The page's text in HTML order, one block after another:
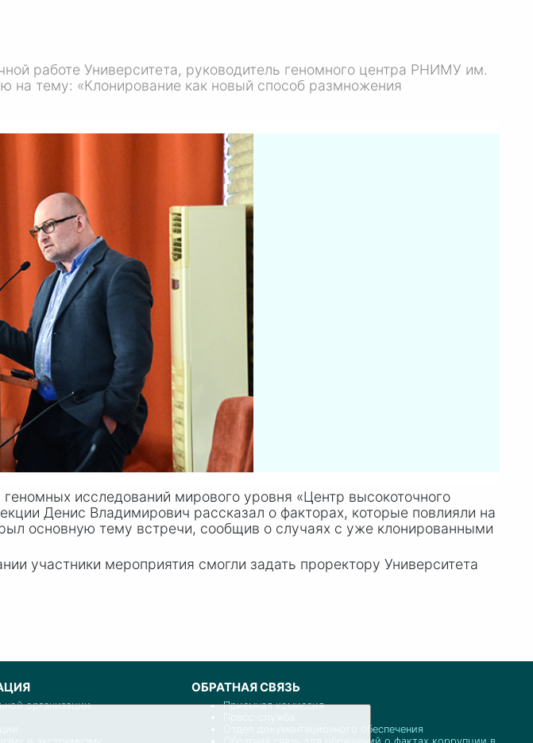
работе Университета, руководитель геномного центра РНИМУ им.
на тему: «Клонирование как новый способ размножения
исследований мирового уровня «Центр высокоточного
Денис Владимирович рассказал о факторах, которые повлияли на
основную тему встречи, сообщив о случаях с уже клонированными
участники мероприятия смогли задать проректору Университета
организации
ОБРАТНАЯ СВЯЗЬ
Приемная комиссия
Отдел документационного обеспечения